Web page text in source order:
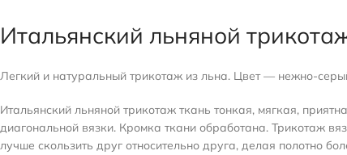
Итальянский льняной
Легкий и натуральный трикотаж из льна. Цвет — нежно-
Итальянский льняной трикотаж ткань тонкая, мягкая,
диагональной вязки. Кромка ткани обработана. Трикотаж
лучше скользить друг относительно друга, делая полотно